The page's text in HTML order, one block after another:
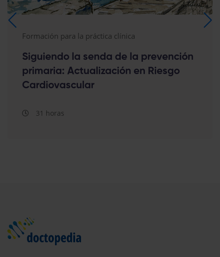
Formación para la práctica clínica
Siguiendo la senda de la prevención
primaria: Actualización en Riesgo
Cardiovascular
31 horas